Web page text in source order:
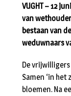
VUGHT – 12
van
bestaan van
weduwnaars
De
Samen ‘in
bloemen. Na